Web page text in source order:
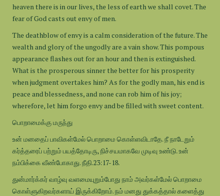
heaven there is in our lives, the less of earth we shall covet. The
fear of God casts out envy of men.
The deathblow of envy is a calm consideration of the future. The
wealth and glory of the ungodly are a vain show. This pompous
appearance flashes out for an hour and then is extinguished.
What is the prosperous sinner the better for his prosperity
when judgment overtakes him? As for the godly man, his end is
peace and blessedness, and none can rob him of his joy;
wherefore, let him forgo envy and be filled with sweet content.
பொறாமைக்கு மருந்து
உன் மனதைப் பாவிகள்மேல் பொறாமை கொள்ளவிடாதே. நீ நாடேறும்
கர்த்தரைப் பற்றும் பயத்தோடிரு, நிச்சயமாகவே முடிவு உண்டு. உன்
நம்பிக்கை வீண்போகாது. நீதி.23:17-18.
துன்மார்க்கர் வாழ்வு வளமையுறும்போது நாம் அவர்கள்மேல் பொறாமை
கொள்ளுகிறவர்களாய் இருக்கிறோம். நம் மனது துக்கத்தால் களைத்து